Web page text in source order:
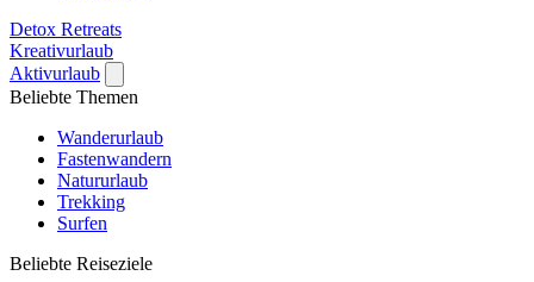
Detox Retreats
Kreativurlaub
Aktivurlaub
Beliebte Themen
Wanderurlaub
Fastenwandern
Natururlaub
Trekking
Surfen
Beliebte Reiseziele